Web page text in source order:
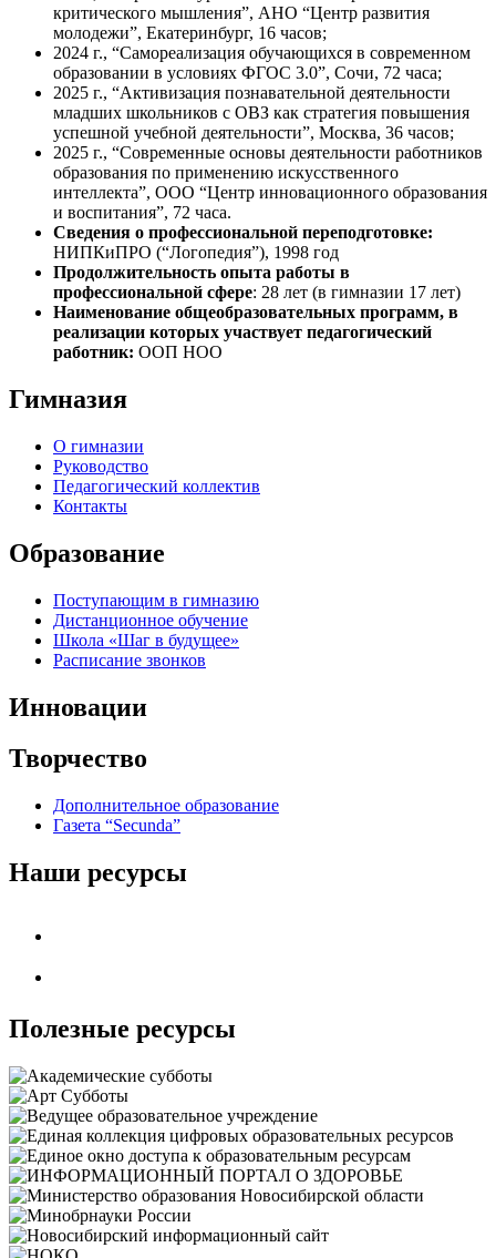
критического мышления”, АНО “Центр развития
молодежи”, Екатеринбург, 16 часов;
2024 г., “Самореализация обучающихся в современном
образовании в условиях ФГОС 3.0”, Сочи, 72 часа;
2025 г., “Активизация познавательной деятельности
младших школьников с ОВЗ как стратегия повышения
успешной учебной деятельности”, Москва, 36 часов;
2025 г., “Современные основы деятельности работников
образования по применению искусственного
интеллекта”, ООО “Центр инновационного образования
и воспитания”, 72 часа.
Сведения о профессиональной переподготовке:
НИПКиПРО (“Логопедия”), 1998 год
Продолжительность опыта работы в
профессиональной сфере: 28 лет (в гим­на­зии 17 лет)
Наименование общеобразовательных программ, в
реализации которых участвует педагогический
работник: ООП НОО
Гимназия
О гимназии
Руководство
Педагогический коллектив
Контакты
Образование
Поступающим в гимназию
Дистанционное обучение
Школа «Шаг в будущее»
Расписание звонков
Инновации
Творчество
Дополнительное образование
Газета “Secunda”
Наши ресурсы
Полезные ресурсы